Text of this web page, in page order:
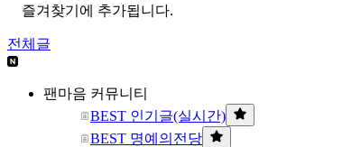
즐겨찾기에 추가됩니다.
전체글
팬마음 커뮤니티
BEST 인기글(실시간)
BEST 명예의전당